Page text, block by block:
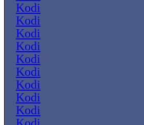
Kodi
Kodi
Kodi
Kodi
Kodi
Kodi
Kodi
Kodi
Kodi